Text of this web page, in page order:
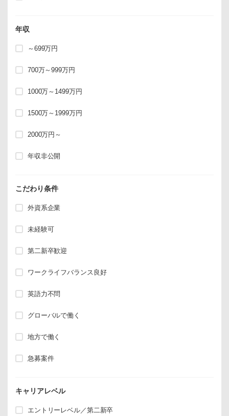
年収
～699万円
700万～999万円
1000万～1499万円
1500万～1999万円
2000万円～
年収非公開
こだわり条件
外資系企業
未経験可
第二新卒歓迎
ワークライフバランス良好
英語力不問
グローバルで働く
地方で働く
急募案件
キャリアレベル
エントリーレベル／第二新卒